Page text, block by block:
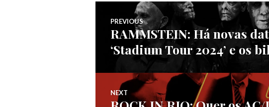
Navegação
de
artigos
PREVIOUS
Previous
post:
RAMMSTEIN: Há novas
‘Stadium Tour 2024’ e os
NEXT
Next